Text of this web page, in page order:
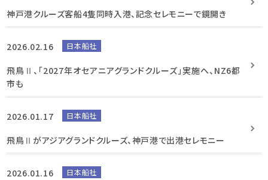
神戸港クルーズ客船4隻同時入港、記念セレモニーで鏡開き
2026.02.16 日本船社
飛鳥Ⅱ、「2027年オセアニアグランドクルーズ」実施へ、NZ6都
市も
2026.01.17 日本船社
飛鳥Ⅱがアジアグランドクルーズ、神戸港で出港セレモニー
2026.01.16 日本船社